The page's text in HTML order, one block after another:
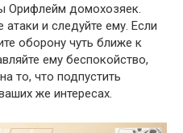
Орифлейм домохозяек.
и следуйте ему. Если
оборону чуть ближе к
ему беспокойство,
то, что подпустить
же интересах.